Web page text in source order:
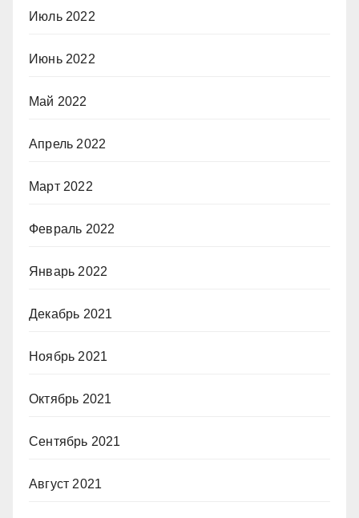
Июль 2022
Июнь 2022
Май 2022
Апрель 2022
Март 2022
Февраль 2022
Январь 2022
Декабрь 2021
Ноябрь 2021
Октябрь 2021
Сентябрь 2021
Август 2021